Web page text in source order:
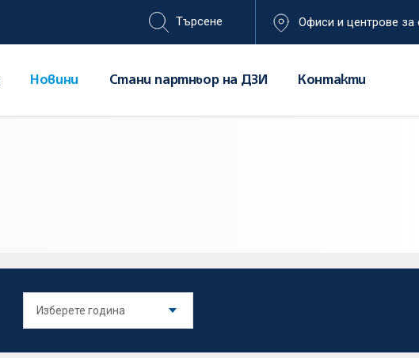
Офиси и центрове за
Новини Стани партньор на ДЗИ Контакти